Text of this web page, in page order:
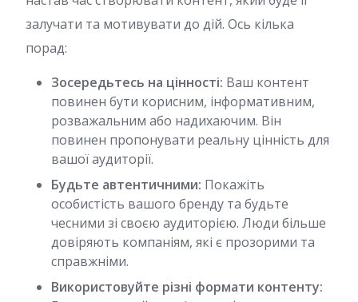
залучати та мотивувати до дій. Ось кілька
порад:
Зосередьтесь на цінності: Ваш контент
повинен бути корисним, інформативним,
розважальним або надихаючим. Він
повинен пропонувати реальну цінність для
вашої аудиторії.
Будьте автентичними: Покажіть
особистість вашого бренду та будьте
чесними зі своєю аудиторією. Люди більше
довіряють компаніям, які є прозорими та
справжніми.
Використовуйте різні формати контенту: